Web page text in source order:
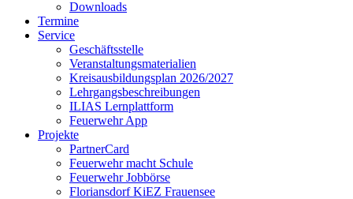
Downloads
Termine
Service
Geschäftsstelle
Veranstaltungsmaterialien
Kreisausbildungsplan 2026/2027
Lehrgangsbeschreibungen
ILIAS Lernplattform
Feuerwehr App
Projekte
PartnerCard
Feuerwehr macht Schule
Feuerwehr Jobbörse
Floriansdorf KiEZ Frauensee